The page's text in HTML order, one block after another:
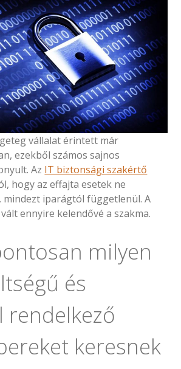
vállalat érintett már
ezekből számos sajnos
Az IT biztonsági szakértő
hogy az effajta esetek ne
iparágtól függetlenül. A
ennyire kelendővé a szakma.
milyen
és
rendelkező
keresnek